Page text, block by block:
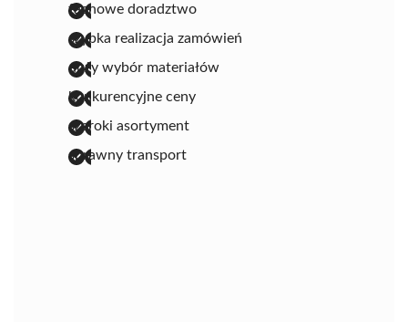
fachowe doradztwo
szybka realizacja zamówień
duży wybór materiałów
konkurencyjne ceny
szeroki asortyment
sprawny transport